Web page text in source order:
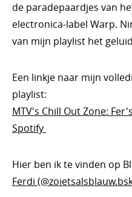
de paradepaardjes van
electronica-label Warp.
van mijn playlist het
Een linkje naar mijn
playlist:
MTV's Chill Out Zone:
Spotify
Hier ben ik te vinden op
Ferdi